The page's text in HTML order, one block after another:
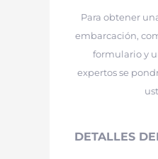
Para obtener
embarcación,
formulario y
expertos se
DETALLES